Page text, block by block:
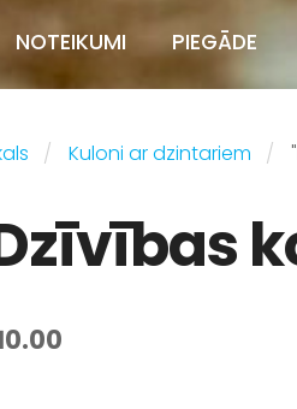
NOTEIKUMI PIEGĀDE
Kuloni ar dzintariem